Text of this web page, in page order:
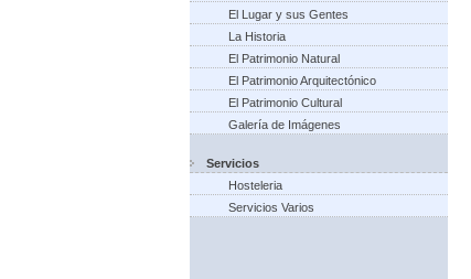
El Lugar y sus Gentes
La Historia
El Patrimonio Natural
El Patrimonio Arquitectónico
El Patrimonio Cultural
Galería de Imágenes
Servicios
Hosteleria
Servicios Varios